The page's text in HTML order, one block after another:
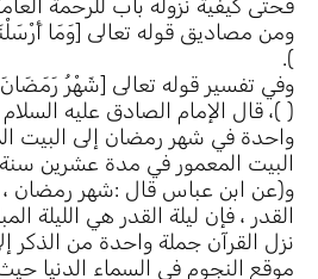
فحتى كيفية نزوله باب للرحمة
ومن مصاديق قوله تعالى [وَمَا
).
وفي تفسير قوله تعالى [شَهْرُ رَمَضَانَ
( )، قال الإمام الصادق عليه
واحدة في شهر رمضان إلى البيت
البيت المعمور في مدة عشرين
و(عن ابن عباس قال :شهر رمضان ،
القدر ، فإن ليلة القدر هي الليلة
نزل القرآن جملة واحدة من الذكر
موقع النجوم في السماء الدنيا